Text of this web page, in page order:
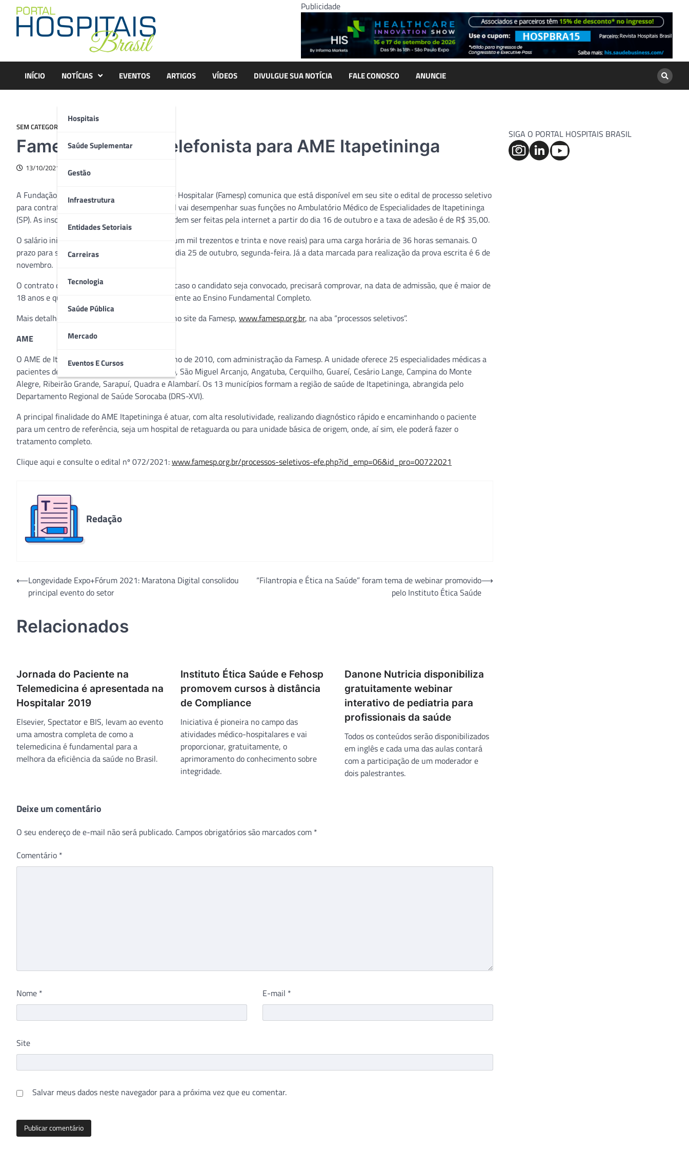
content
Publicidade
INÍCIO NOTÍCIAS
Hospitais
Saúde Suplementar
Gestão
Infraestrutura
Entidades Setoriais
Carreiras
Tecnologia
Saúde Pública
Mercado
Eventos E Cursos
EVENTOS ARTIGOS VÍDEOS DIVULGUE SUA NOTÍCIA FALE CONOSCO ANUNCIE
SEM CATEGORIA
Famesp contrata telefonista para AME Itapetininga
13/10/2021
A Fundação para o Desenvolvimento Médico e Hospitalar (Famesp) comunica que está disponível em seu site o edital de processo seletivo
para contratação de telefonista. O profissional vai desempenhar suas funções no Ambulatório Médico de Especialidades de Itapetininga
(SP). As inscrições para o processo seletivo podem ser feitas pela internet a partir do dia 16 de outubro e a taxa de adesão é de R$ 35,00.
O salário inicial mensal será de R$ 1.339,27 (um mil trezentos e trinta e nove reais) para uma carga horária de 36 horas semanais. O
prazo para se candidatar ao cargo termina no dia 25 de outubro, segunda-feira. Já a data marcada para realização da prova escrita é 6 de
novembro.
O contrato de trabalho será regido pela CLT e caso o candidato seja convocado, precisará comprovar, na data de admissão, que é maior de
18 anos e que possui escolaridade correspondente ao Ensino Fundamental Completo.
Mais detalhes estão no edital disponibilizado no site da Famesp, www.famesp.org.br, na aba “processos seletivos”.
AME
O AME de Itapetininga foi inaugurado em junho de 2010, com administração da Famesp. A unidade oferece 25 especialidades médicas a
pacientes de Itapetininga, Tatuí, Capão Bonito, São Miguel Arcanjo, Angatuba, Cerquilho, Guareí, Cesário Lange, Campina do Monte
Alegre, Ribeirão Grande, Sarapuí, Quadra e Alambarí. Os 13 municípios formam a região de saúde de Itapetininga, abrangida pelo
Departamento Regional de Saúde Sorocaba (DRS-XVI).
A principal finalidade do AME Itapetininga é atuar, com alta resolutividade, realizando diagnóstico rápido e encaminhando o paciente
para um centro de referência, seja um hospital de retaguarda ou para unidade básica de origem, onde, aí sim, ele poderá fazer o
tratamento completo.
Clique aqui e consulte o edital nº 072/2021:www.famesp.org.br/processos-seletivos-efe.php?id_emp=06&id_pro=00722021
Redação
Navegação
⟵Longevidade Expo+Fórum 2021: Maratona Digital consolidou
principal evento do setor
“Filantropia e Ética na Saúde” foram tema de webinar promovido
pelo Instituto Ética Saúde
⟶
Relacionados
Jornada do Paciente na
Telemedicina é apresentada na
Hospitalar 2019
Elsevier, Spectator e BIS, levam ao evento
uma amostra completa de como a
telemedicina é fundamental para a
melhora da eficiência da saúde no Brasil.
Instituto Ética Saúde e Fehosp
promovem cursos à distância
de Compliance
Iniciativa é pioneira no campo das
atividades médico-hospitalares e vai
proporcionar, gratuitamente, o
aprimoramento do conhecimento sobre
integridade.
Danone Nutricia disponibiliza
gratuitamente webinar
interativo de pediatria para
profissionais da saúde
Todos os conteúdos serão disponibilizados
em inglês e cada uma das aulas contará
com a participação de um moderador e
dois palestrantes.
Deixe um comentário
O seu endereço de e-mail não será publicado. Campos obrigatórios são marcados com *
Comentário *
Nome * E-mail *
Site
Salvar meus dados neste navegador para a próxima vez que eu comentar.
SIGA O PORTAL HOSPITAIS BRASIL